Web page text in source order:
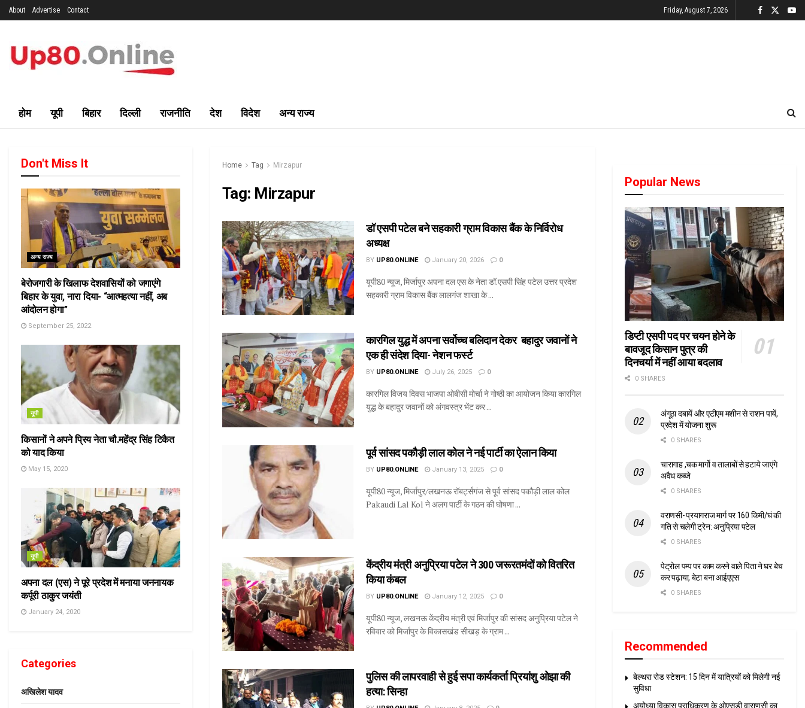
About Advertise Contact Friday, August 7, 2026
होम यूपी बिहार दिल्ली राजनीति देश विदेश अन्य राज्य
Home Tag Mirzapur
Tag: Mirzapur
डॉ एसपी पटेल बने सहकारी ग्राम विकास बैंक के निर्विरोध
अध्यक्ष
BY UP80.ONLINE January 20, 2026 0
यूपी80 न्यूज, मिर्जापुर अपना दल एस के नेता डॉ.एसपी सिंह पटेल उत्तर प्रदेश
सहकारी ग्राम विकास बैंक लालगंज शाखा के ...
कारगिल युद्ध में अपना सर्वोच्च बलिदान देकर बहादुर जवानों ने
एक ही संदेश दिया- नेशन फर्स्ट
BY UP80.ONLINE July 26, 2025 0
कारगिल विजय दिवस भाजपा ओबीसी मोर्चा ने गोष्ठी का आयोजन किया कारगिल
युद्ध के बहादुर जवानों को अंगवस्त्र भेंट कर ...
पूर्व सांसद पकौड़ी लाल कोल ने नई पार्टी का ऐलान किया
BY UP80.ONLINE January 13, 2025 0
यूपी80 न्यूज, मिर्जापुर/लखनऊ रॉबर्ट्सगंज से पूर्व सांसद पकौड़ी लाल कोल
Pakaudi Lal Kol ने अलग पार्टी के गठन की घोषणा ...
केंद्रीय मंत्री अनुप्रिया पटेल ने 300 जरूरतमंदों को वितरित
किया कंबल
BY UP80.ONLINE January 12, 2025 0
यूपी80 न्यूज, लखनऊ केंद्रीय मंत्री एवं मिर्जापुर की सांसद अनुप्रिया पटेल ने
रविवार को मिर्जापुर के विकासखंड सीखड़ के ग्राम ...
पुलिस की लापरवाही से हुई सपा कार्यकर्ता प्रियांशु ओझा की
हत्या: सिन्हा
Don't Miss It
अन्य राज्य
बेरोजगारी के खिलाफ देशवासियों को जगाएंगे
बिहार के युवा, नारा दिया- “आत्महत्या नहीं, अब
आंदोलन होगा”
September 25, 2022
यूपी
किसानों ने अपने प्रिय नेता चौ.महेंद्र सिंह टिकैत
को याद किया
May 15, 2020
यूपी
अपना दल (एस) ने पूरे प्रदेश में मनाया जननायक
कर्पूरी ठाकुर जयंती
January 24, 2020
Categories
अखिलेश यादव
Popular News
डिप्टी एसपी पद पर चयन होने के
बावजूद किसान पुत्र की
दिनचर्या में नहीं आया बदलाव
0 SHARES
अंगूठा दबायें और एटीएम मशीन से राशन पायें,
प्रदेश में योजना शुरू
0 SHARES
चारागाह ,चक मार्गो व तालाबों से हटाये जाएंगे
अवैध कब्जे
0 SHARES
वराणसी- प्रयागराज मार्ग पर 160 किमी/घं की
गति से चलेगी ट्रेन: अनुप्रिया पटेल
0 SHARES
पेट्रोल पम्प पर काम करने वाले पिता ने घर बेच
कर पढ़ाया, बेटा बना आईएएस
0 SHARES
Recommended
बेल्थरा रोड स्टेशन: 15 दिन में यात्रियों को मिलेगी नई
सुविधा
अयोध्या विकास प्राधिकरण के ओएसडी वाराणसी का